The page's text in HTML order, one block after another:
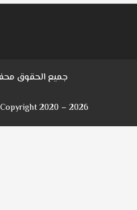
جميع الحقوق
2020 – 2026